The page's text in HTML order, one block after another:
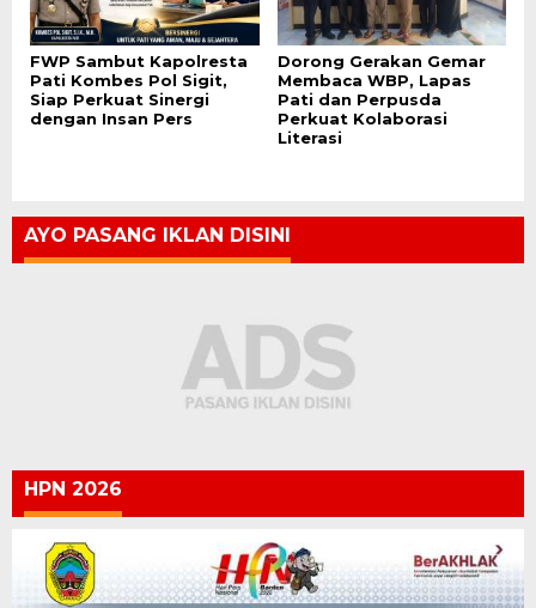
FWP Sambut Kapolresta
Pati Kombes Pol Sigit,
Siap Perkuat Sinergi
dengan Insan Pers
Dorong Gerakan Gemar
Membaca WBP, Lapas
Pati dan Perpusda
Perkuat Kolaborasi
Literasi
AYO PASANG IKLAN DISINI
HPN 2026